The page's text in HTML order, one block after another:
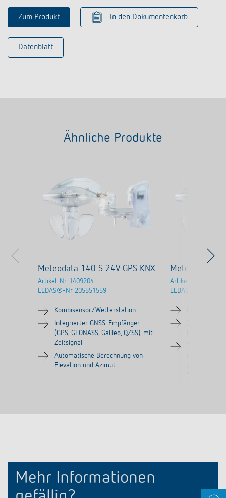
Zum Produkt In den Dokumentenkorb
Datenblatt
Ähnliche Produkte
Meteodata 140 S 24V GPS KNX
Artikel-Nr. 1409204
ELDAS®-Nr 205551559
Kombisensor/Wetterstation
Integrierter GNSS-Empfänger
(GPS, GLONASS, Galileo, QZSS), mit
Zeitsignal
Automatische Berechnung von
Elevation und Azimut
Meteodata
Artikel-Nr.
ELDAS®-Nr
Mehr Informationen